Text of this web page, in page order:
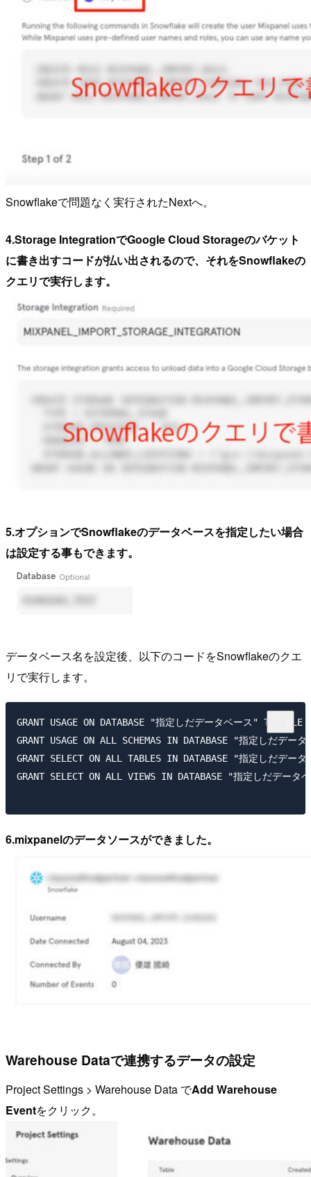
Snowflakeで問題なく実行されたNextへ。
4.Storage IntegrationでGoogle Cloud Storageのバケット
に書き出すコードが払い出されるので、それをSnowflakeの
クエリで実行します。
5.オプションでSnowflakeのデータベースを指定したい場合
は設定する事もできます。
データベース名を設定後、以下のコードをSnowflakeのクエ
リで実行します。
GRANT USAGE ON DATABASE "指定しだデータベース" TO ROLE
GRANT USAGE ON ALL SCHEMAS IN DATABASE "指定しだデー
GRANT SELECT ON ALL TABLES IN DATABASE "指定しだデー
GRANT SELECT ON ALL VIEWS IN DATABASE "指定しだデータ
6.mixpanelのデータソースができました。
Warehouse Dataで連携するデータの設定
Project Settings > Warehouse Data でAdd Warehouse
Eventをクリック。